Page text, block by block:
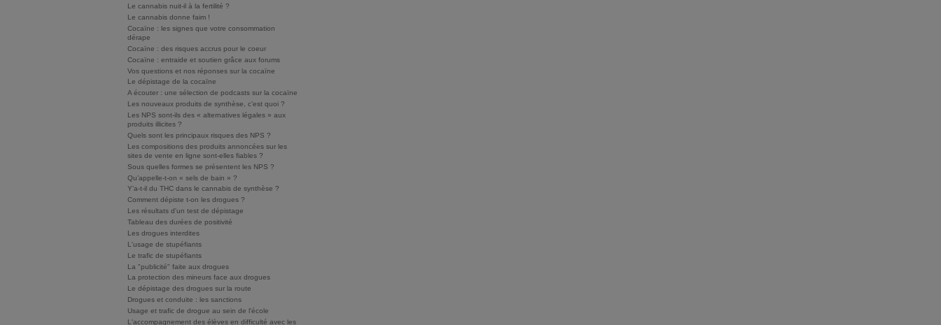
Le cannabis nuit-il à la fertilité ?
Le cannabis donne faim !
Cocaïne : les signes que votre consommation
dérape
Cocaïne : des risques accrus pour le coeur
Cocaïne : entraide et soutien grâce aux forums
Vos questions et nos réponses sur la cocaïne
Le dépistage de la cocaïne
A écouter : une sélection de podcasts sur la cocaïne
Les nouveaux produits de synthèse, c’est quoi ?
Les NPS sont-ils des « alternatives légales » aux
produits illicites ?
Quels sont les principaux risques des NPS ?
Les compositions des produits annoncées sur les
sites de vente en ligne sont-elles fiables ?
Sous quelles formes se présentent les NPS ?
Qu’appelle-t-on « sels de bain » ?
Y’a-t-il du THC dans le cannabis de synthèse ?
Comment dépiste t-on les drogues ?
Les résultats d'un test de dépistage
Tableau des durées de positivité
Les drogues interdites
L'usage de stupéfiants
Le trafic de stupéfiants
La "publicité" faite aux drogues
La protection des mineurs face aux drogues
Le dépistage des drogues sur la route
Drogues et conduite : les sanctions
Usage et trafic de drogue au sein de l'école
L'accompagnement des élèves en difficulté avec les